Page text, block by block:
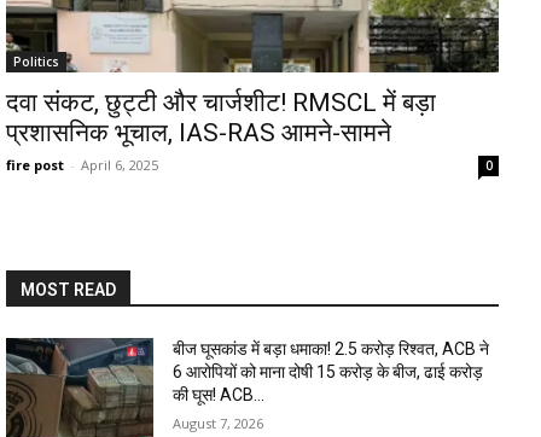
Politics
दवा संकट, छुट्टी और चार्जशीट! RMSCL में बड़ा
प्रशासनिक भूचाल, IAS-RAS आमने-सामने
fire post - April 6, 2025 0
MOST READ
बीज घूसकांड में बड़ा धमाका! ₹2.5 करोड़ रिश्वत, ACB ने
6 आरोपियों को माना दोषी 15 करोड़ के बीज, ढाई करोड़
की घूस! ACB...
August 7, 2026